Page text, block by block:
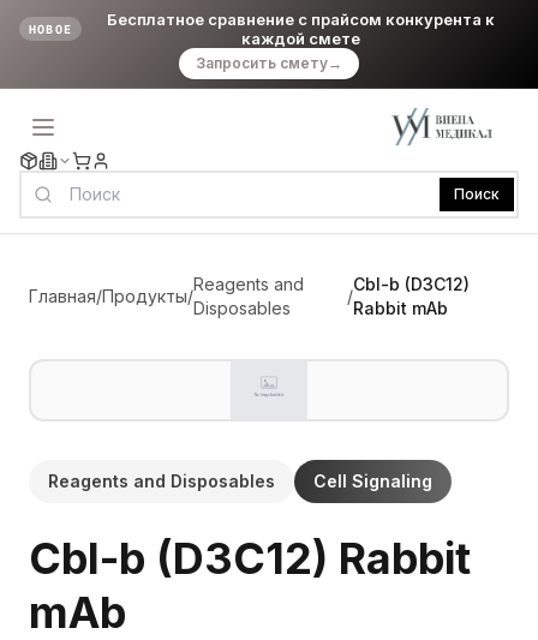
НОВОЕ
Бесплатное сравнение с прайсом конкурента к
каждой смете
Запросить смету→
Поиск
Главная/Продукты/
Reagents and
Disposables
/
Cbl-b (D3C12)
Rabbit mAb
Reagents and Disposables Cell Signaling
Cbl-b (D3C12) Rabbit
mAb